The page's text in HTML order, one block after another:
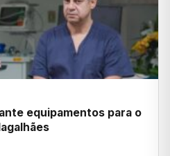
equipamentos para o